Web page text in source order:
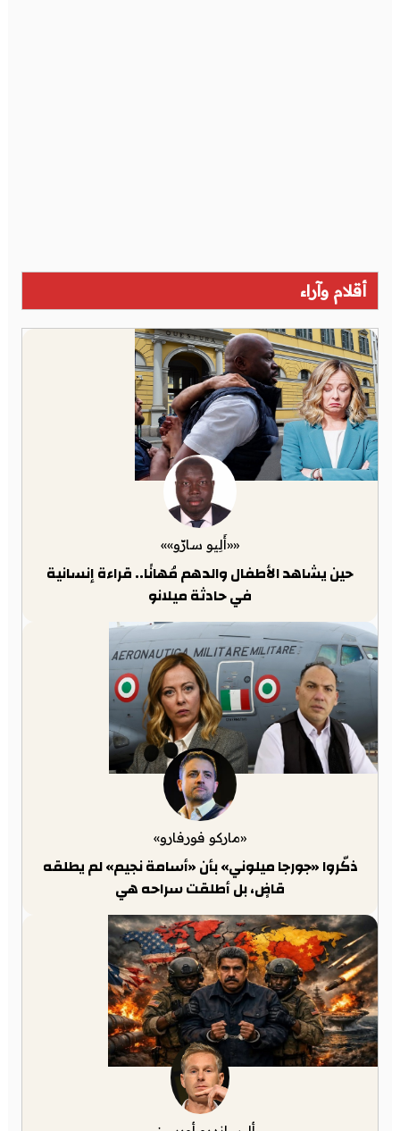
أقلام وآراء
««أَلِيو سارّو»»
حين يشاهد الأطفال والدهم مُهانًا.. قراءة إنسانية
في حادثة ميلانو
«ماركو فورفارو»
ذكّروا «جورجا ميلوني» بأن «أسامة نجيم» لم يطلقه
قاضٍ، بل أطلقت سراحه هي